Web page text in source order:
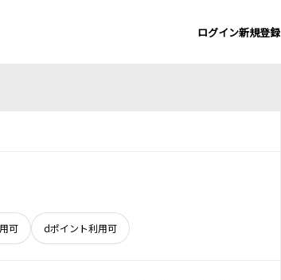
ログイン新規登録
可 dポイント利用可